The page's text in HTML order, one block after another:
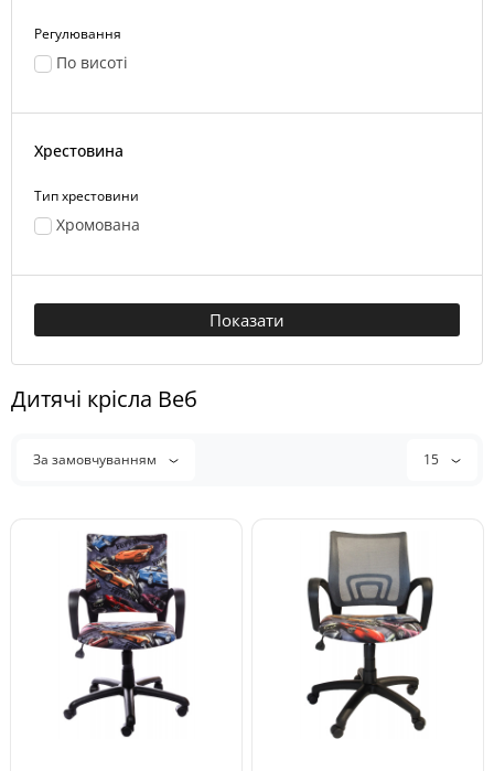
Регулювання
По висоті
Хрестовина
Тип хрестовини
Хромована
Показати
Дитячі крісла Веб
За замовчуванням 15